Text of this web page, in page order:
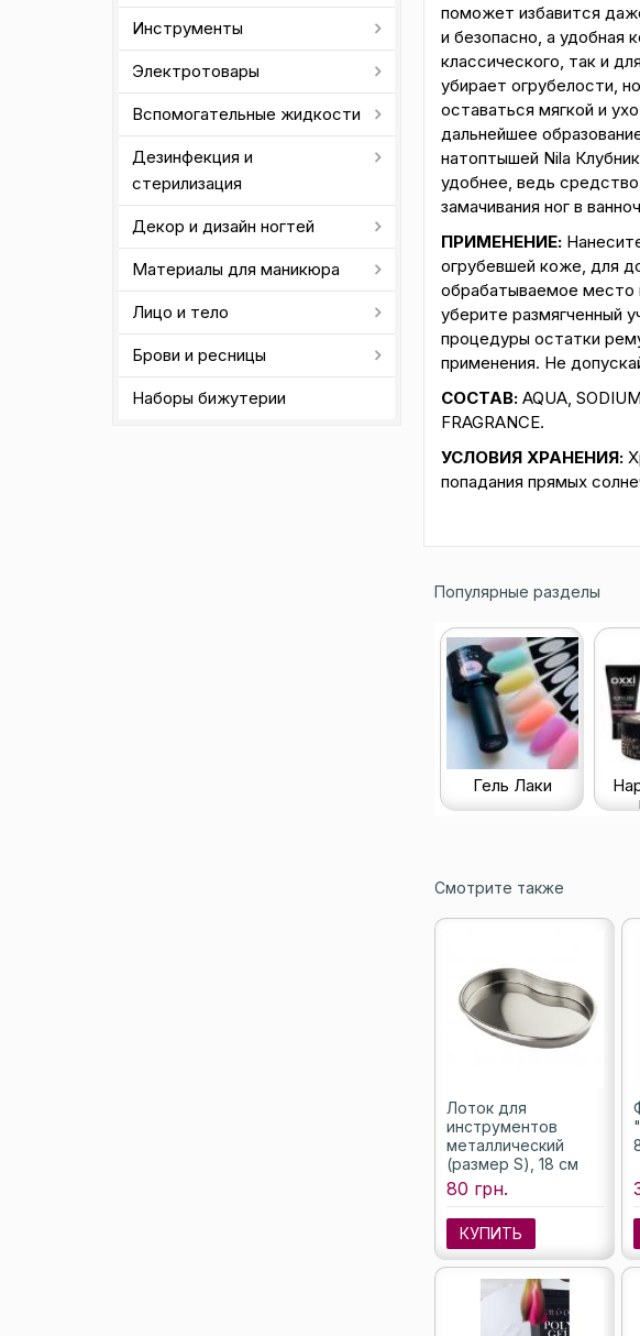
Инструменты
Электротовары
Вспомогательные жидкости
Дезинфекция и
стерилизация
Декор и дизайн ногтей
Материалы для маникюра
Лицо и тело
Брови и ресницы
Наборы бижутерии
поможет избавится
и безопасно, а удобная
классического, так и
убирает огрубелости,
оставаться мягкой и
дальнейшее
натоптышей Nilа
удобнее, ведь
замачивания ног в
ПРИМЕНЕНИЕ:
огрубевшей коже, для
обрабатываемое место
уберите размягченный
процедуры остатки
применения. Не
СОСТАВ:AQUA,
FRAGRANCE.
УСЛОВИЯ ХРАНЕНИЯ:
попадания прямых
Популярные разделы
Гель Лаки
Смотрите также
Лоток для
инструментов
металлический
(размер S), 18 см
80 грн.
КУПИТЬ